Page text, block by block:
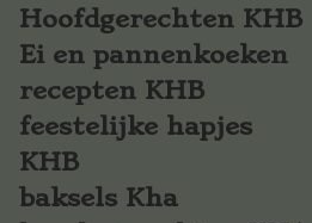
Hoofdgerechten KHB
Ei en pannenkoeken
recepten KHB
feestelijke hapjes
KHB
baksels Kha